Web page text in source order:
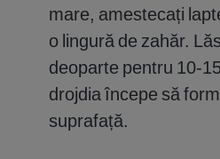
mare, amestecați
o lingură de zahăr.
deoparte pentru 10-
drojdia începe să
suprafață.